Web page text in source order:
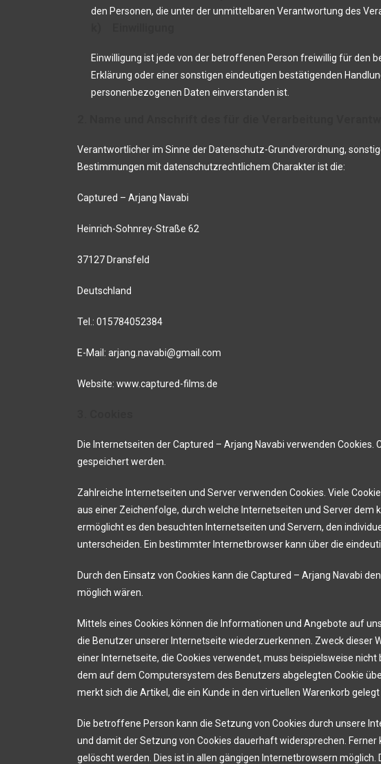
den Personen, die unter der unmittelbaren Verantwortung des
Einwilligung ist jede von der betroffenen Person freiwillig für den
Erklärung oder einer sonstigen eindeutigen bestätigenden
personenbezogenen Daten einverstanden ist.
Verantwortlicher im Sinne der Datenschutz-Grundverordnung,
Bestimmungen mit datenschutzrechtlichem Charakter ist die:
Captured – Arjang Navabi
Heinrich-Sohnrey-Straße 62
37127 Dransfeld
Deutschland
Tel.: 015784052384
E-Mail: arjang.navabi@gmail.com
Website: www.captured-films.de
Die Internetseiten der Captured – Arjang Navabi verwenden
gespeichert werden.
Zahlreiche Internetseiten und Server verwenden Cookies. Viele
aus einer Zeichenfolge, durch welche Internetseiten und Server
ermöglicht es den besuchten Internetseiten und Servern, den
unterscheiden. Ein bestimmter Internetbrowser kann über die
Durch den Einsatz von Cookies kann die Captured – Arjang Navabi
möglich wären.
Mittels eines Cookies können die Informationen und Angebote auf
die Benutzer unserer Internetseite wiederzuerkennen. Zweck dieser
einer Internetseite, die Cookies verwendet, muss beispielsweise
dem auf dem Computersystem des Benutzers abgelegten Cookie
merkt sich die Artikel, die ein Kunde in den virtuellen Warenkorb gelegt
Die betroffene Person kann die Setzung von Cookies durch unsere
und damit der Setzung von Cookies dauerhaft widersprechen.
gelöscht werden. Dies ist in allen gängigen Internetbrowsern